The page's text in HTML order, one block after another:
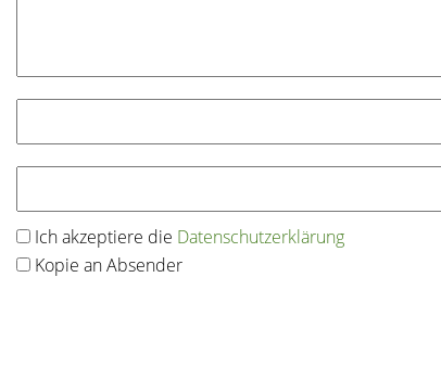
Ich akzeptiere die Datenschutz­erklärung
Kopie an Absender